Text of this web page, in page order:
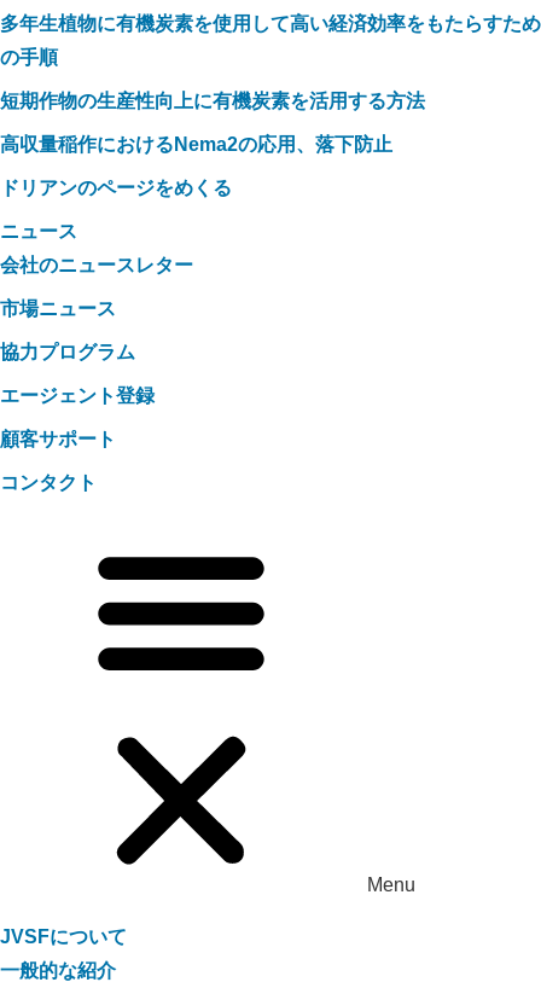
多年生植物に有機炭素を使用して高い経済効率をもたらすため
の手順
短期作物の生産性向上に有機炭素を活用する方法
高収量稲作におけるNema2の応用、落下防止
ドリアンのページをめくる
ニュース
会社のニュースレター
市場ニュース
協力プログラム
エージェント登録
顧客サポート
コンタクト
Menu
JVSFについて
一般的な紹介